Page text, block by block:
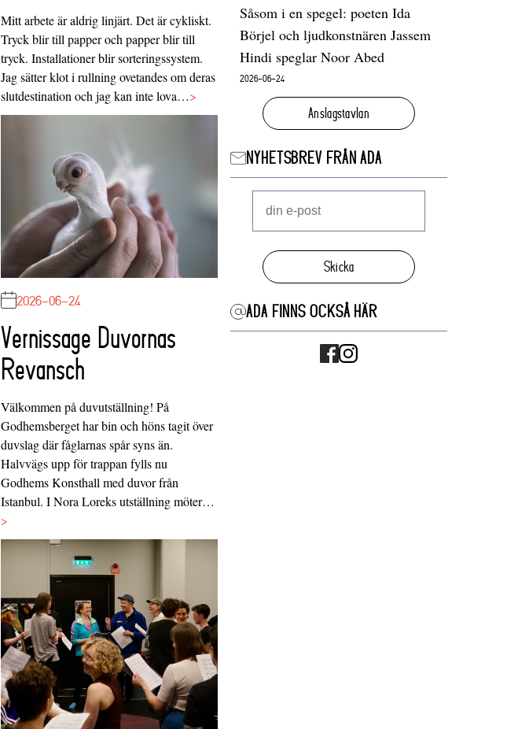
Mitt arbete är aldrig linjärt. Det är cykliskt.
Tryck blir till papper och papper blir till
tryck. Installationer blir sorteringssystem.
Jag sätter klot i rullning ovetandes om deras
slutdestination och jag kan inte lova…>
2026-06-24
Vernissage Duvornas
Revansch
Välkommen på duvutställning! På
Godhemsberget har bin och höns tagit över
duvslag där fåglarnas spår syns än.
Halvvägs upp för trappan fylls nu
Godhems Konsthall med duvor från
Istanbul. I Nora Loreks utställning möter…
>
Såsom i en spegel: poeten Ida
Börjel och ljudkonstnären Jassem
Hindi speglar Noor Abed
2026-06-24
Anslagstavlan
NYHETSBREV FRÅN ADA
Skicka
ADA FINNS OCKSÅ HÄR